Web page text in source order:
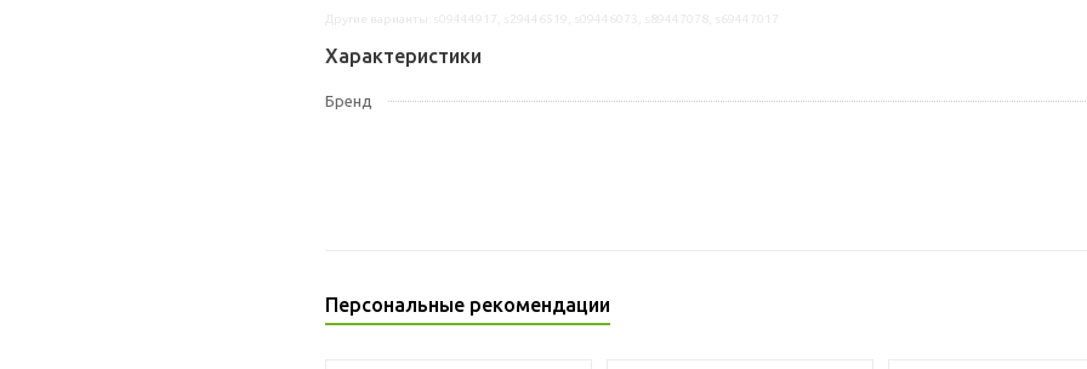
Характеристики
Бренд
Персональные рекомендации